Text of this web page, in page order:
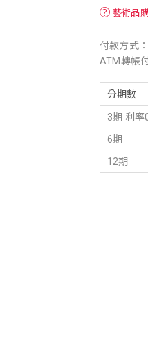
？ 藝術品
付款方式：
ATM轉帳
分期數
3期 利率
6期
12期